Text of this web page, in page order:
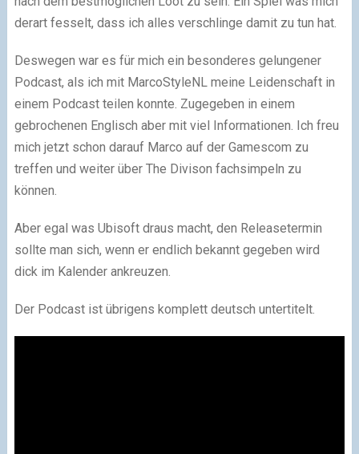
derart fesselt, dass ich alles verschlinge damit zu tun hat.
Deswegen war es für mich ein besonderes gelungener
Podcast, als ich mit MarcoStyleNL meine Leidenschaft in
einem Podcast teilen konnte. Zugegeben in einem
gebrochenen Englisch aber mit viel Informationen. Ich freu
mich jetzt schon darauf Marco auf der Gamescom zu
treffen und weiter über The Divison fachsimpeln zu
können.
Aber egal was Ubisoft draus macht, den Releasetermin
sollte man sich, wenn er endlich bekannt gegeben wird
dick im Kalender ankreuzen.
Der Podcast ist übrigens komplett deutsch untertitelt.